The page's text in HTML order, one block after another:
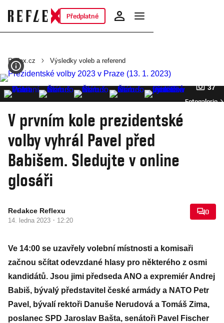
Předplatné
Reflex.cz Výsledky voleb a referend
37
Fotogalerie
V prvním kole prezidentské
volby vyhrál Pavel před
Babišem. Sledujte v online
glosáři
Redakce Reflexu
14. ledna 2023 · 12:20
0
Ve 14:00 se uzavřely volební místnosti a komisaři
začnou sčítat odevzdané hlasy pro některého z osmi
kandidátů. Jsou jimi předseda ANO a expremiér Andrej
Babiš, bývalý představitel české armády a NATO Petr
Pavel, bývalí rektoři Danuše Nerudová a Tomáš Zima,
poslanec SPD Jaroslav Bašta, senátoři Pavel Fischer